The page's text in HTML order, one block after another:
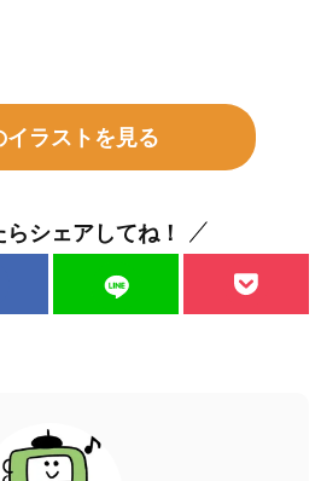
イラストを見る
らシェアしてね！